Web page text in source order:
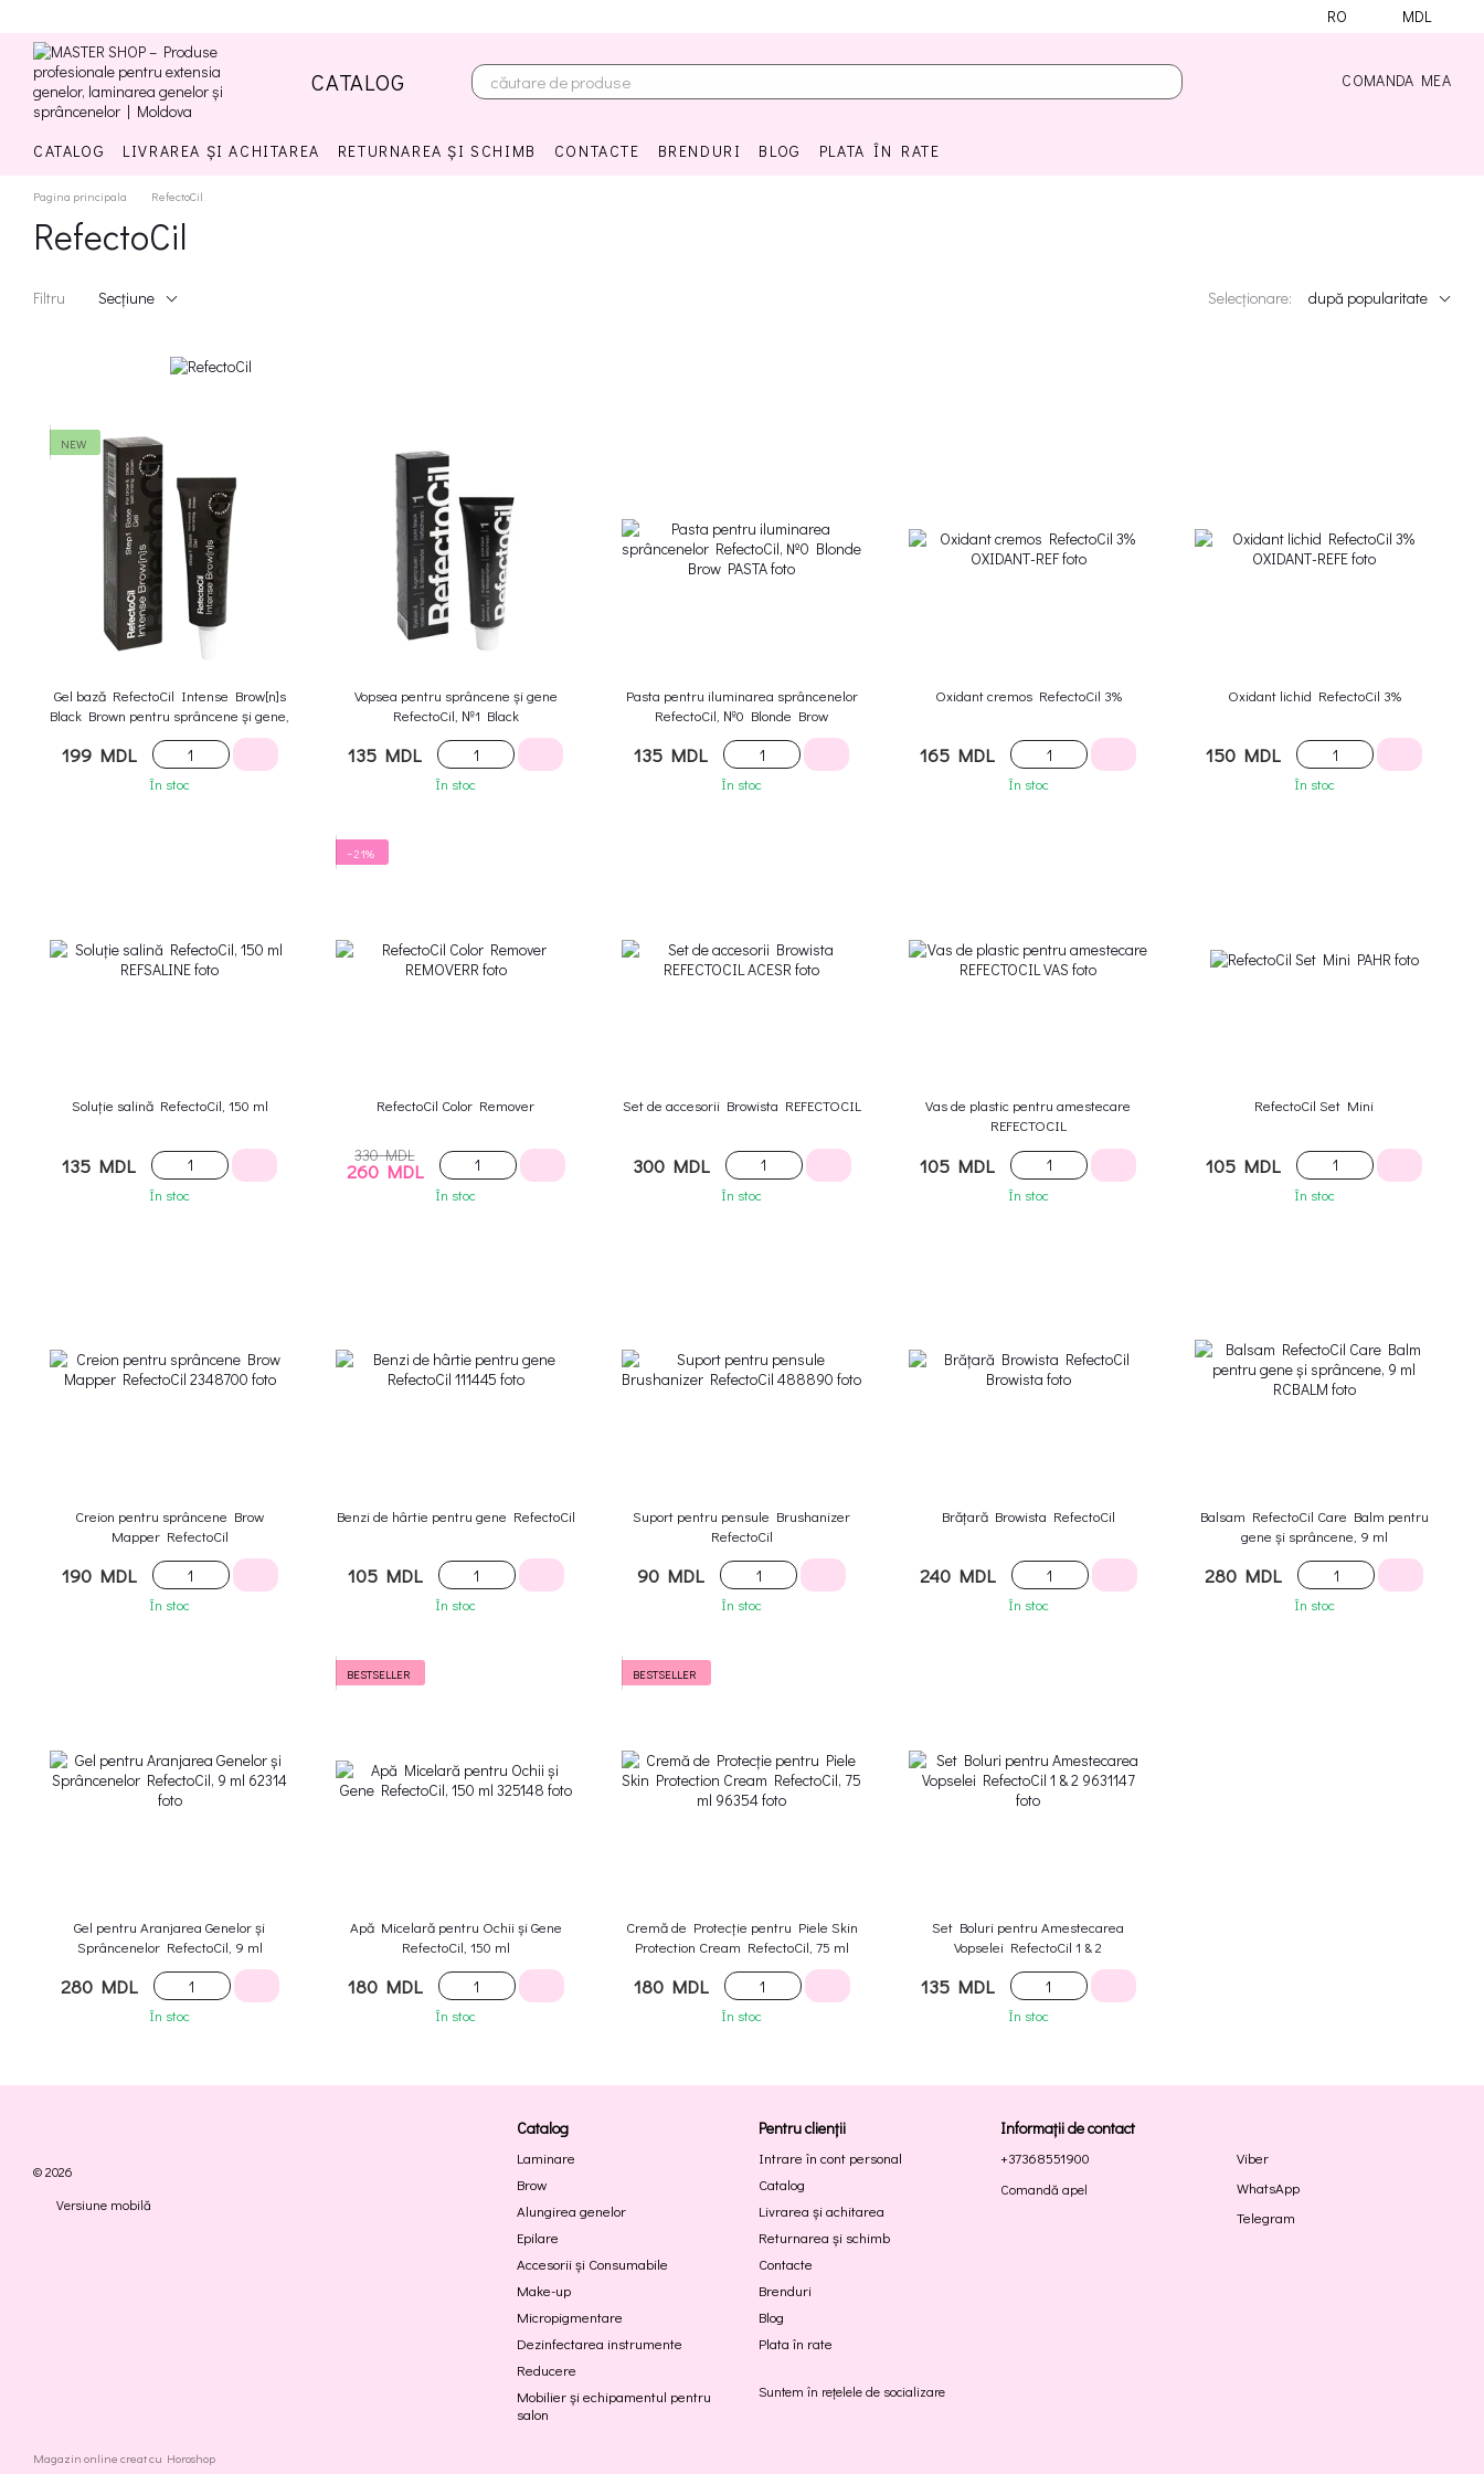
RO MDL
CATALOG COMANDA MEA
CATALOG LIVRAREA ȘI ACHITAREA RETURNAREA ȘI SCHIMB CONTACTE BRENDURI BLOG PLATA ÎN RATE
Pagina principala RefectoCil
RefectoCil
Filtru Seсțiune Selecționare: după popularitate
NEW
Gel bază RefectoCil Intense Brow[n]s
Black Brown pentru sprâncene și gene,
199 MDL
În stoc
Vopsea pentru sprâncene și gene
RefectoCil, №1 Black
135 MDL
În stoc
Pasta pentru iluminarea sprâncenelor
RefectoCil, №0 Blonde Brow
135 MDL
În stoc
Oxidant cremos RefectoCil 3%
165 MDL
În stoc
Oxidant lichid RefectoCil 3%
150 MDL
În stoc
Soluție salină RefectoCil, 150 ml
135 MDL
În stoc
−21%
RefectoCil Color Remover
330 MDL
260 MDL
În stoc
Set de accesorii Browista REFECTOCIL
300 MDL
În stoc
Vas de plastic pentru amestecare
REFECTOCIL
105 MDL
În stoc
RefectoCil Set Mini
105 MDL
În stoc
Creion pentru sprâncene Brow
Mapper RefectoCil
190 MDL
În stoc
Benzi de hârtie pentru gene RefectoCil
105 MDL
În stoc
Suport pentru pensule Brushanizer
RefectoCil
90 MDL
În stoc
Brățară Browista RefectoCil
240 MDL
În stoc
Balsam RefectoCil Care Balm pentru
gene și sprâncene, 9 ml
280 MDL
În stoc
Gel pentru Aranjarea Genelor și
Sprâncenelor RefectoCil, 9 ml
280 MDL
În stoc
BESTSELLER
Apă Micelară pentru Ochii și Gene
RefectoCil, 150 ml
180 MDL
În stoc
BESTSELLER
Cremă de Protecție pentru Piele Skin
Protection Cream RefectoCil, 75 ml
180 MDL
În stoc
Set Boluri pentru Amestecarea
Vopselei RefectoCil 1 & 2
135 MDL
În stoc
© 2026
Versiune mobilă
Magazin online creat cu Horoshop
Catalog
Laminare
Brow
Alungirea genelor
Epilare
Accesorii și Consumabile
Make-up
Micropigmentare
Dezinfectarea instrumente
Reducere
Mobilier și echipamentul pentru
salon
Pentru clienții
Intrare în cont personal
Catalog
Livrarea și achitarea
Returnarea și schimb
Contacte
Brenduri
Blog
Plata în rate
Suntem în rețelele de socializare
Informații de contact
+37368551900
Comandă apel
Viber
WhatsApp
Telegram